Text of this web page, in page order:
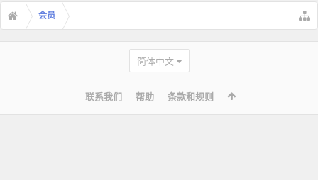
会员
简体中文
联系我们 帮助 条款和规则